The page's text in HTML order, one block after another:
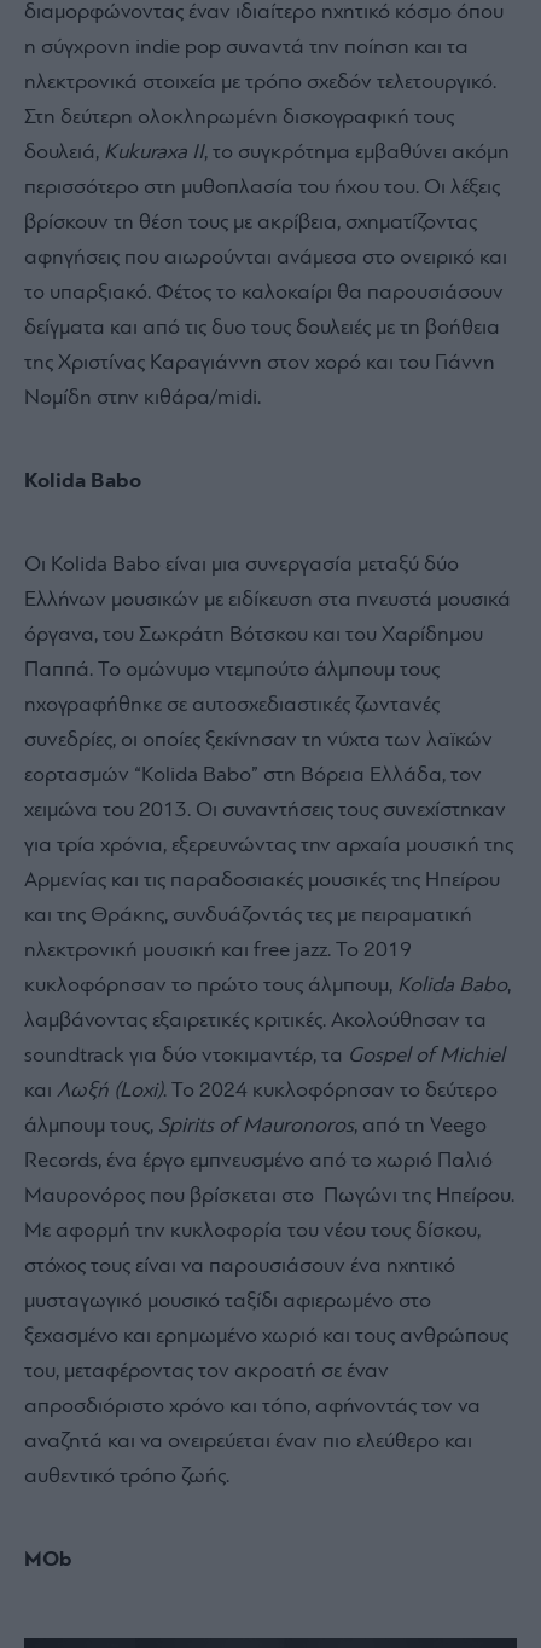
διαμορφώνοντας έναν ιδιαίτερο ηχητικό κόσμο όπου
η σύγχρονη indie pop συναντά την ποίηση και τα
ηλεκτρονικά στοιχεία με τρόπο σχεδόν τελετουργικό.
Στη δεύτερη ολοκληρωμένη δισκογραφική τους
δουλειά, Kukuraxa II, το συγκρότημα εμβαθύνει ακόμη
περισσότερο στη μυθοπλασία του ήχου του. Οι λέξεις
βρίσκουν τη θέση τους με ακρίβεια, σχηματίζοντας
αφηγήσεις που αιωρούνται ανάμεσα στο ονειρικό και
το υπαρξιακό. Φέτος το καλοκαίρι θα παρουσιάσουν
δείγματα και από τις δυο τους δουλειές με τη βοήθεια
της Χριστίνας Καραγιάννη στον χορό και του Γιάννη
Νομίδη στην κιθάρα/midi.
Kolida Babo
Οι Kolida Babo είναι μια συνεργασία μεταξύ δύο
Ελλήνων μουσικών με ειδίκευση στα πνευστά μουσικά
όργανα, του Σωκράτη Βότσκου και του Χαρίδημου
Παππά. Το ομώνυμο ντεμπούτο άλμπουμ τους
ηχογραφήθηκε σε αυτοσχεδιαστικές ζωντανές
συνεδρίες, οι οποίες ξεκίνησαν τη νύχτα των λαϊκών
εορτασμών “Kolida Babo” στη Βόρεια Ελλάδα, τον
χειμώνα του 2013. Οι συναντήσεις τους συνεχίστηκαν
για τρία χρόνια, εξερευνώντας την αρχαία μουσική της
Αρμενίας και τις παραδοσιακές μουσικές της Ηπείρου
και της Θράκης, συνδυάζοντάς τες με πειραματική
ηλεκτρονική μουσική και free jazz. Το 2019
κυκλοφόρησαν το πρώτο τους άλμπουμ, Kolida Babo,
λαμβάνοντας εξαιρετικές κριτικές. Ακολούθησαν τα
soundtrack για δύο ντοκιμαντέρ, τα Gospel of Michiel
και Λωξή (Loxi). Το 2024 κυκλοφόρησαν το δεύτερο
άλμπουμ τους, Spirits of Mauronoros, από τη Veego
Records, ένα έργο εμπνευσμένο από το χωριό Παλιό
Μαυρονόρος που βρίσκεται στο Πωγώνι της Ηπείρου.
Με αφορμή την κυκλοφορία του νέου τους δίσκου,
στόχος τους είναι να παρουσιάσουν ένα ηχητικό
μυσταγωγικό μουσικό ταξίδι αφιερωμένο στο
ξεχασμένο και ερημωμένο χωριό και τους ανθρώπους
του, μεταφέροντας τον ακροατή σε έναν
απροσδιόριστο χρόνο και τόπο, αφήνοντάς τον να
αναζητά και να ονειρεύεται έναν πιο ελεύθερο και
αυθεντικό τρόπο ζωής.
MOb